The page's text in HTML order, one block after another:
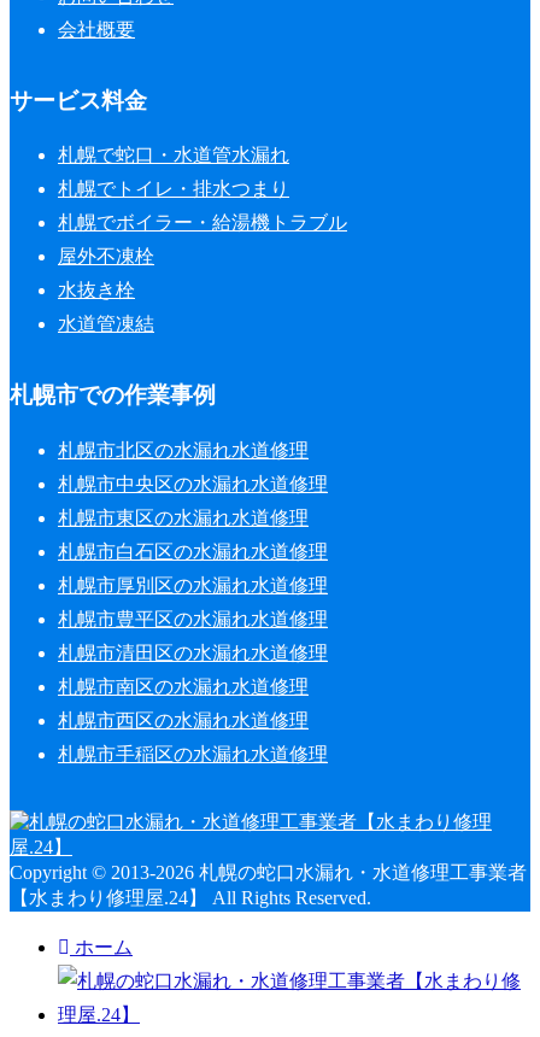
会社概要
サービス料金
札幌で蛇口・水道管水漏れ
札幌でトイレ・排水つまり
札幌でボイラー・給湯機トラブル
屋外不凍栓
水抜き栓
水道管凍結
札幌市での作業事例
札幌市北区の水漏れ水道修理
札幌市中央区の水漏れ水道修理
札幌市東区の水漏れ水道修理
札幌市白石区の水漏れ水道修理
札幌市厚別区の水漏れ水道修理
札幌市豊平区の水漏れ水道修理
札幌市清田区の水漏れ水道修理
札幌市南区の水漏れ水道修理
札幌市西区の水漏れ水道修理
札幌市手稲区の水漏れ水道修理
Copyright © 2013-2026 札幌の蛇口水漏れ・水道修理工事業者
【水まわり修理屋.24】 All Rights Reserved.
ホーム